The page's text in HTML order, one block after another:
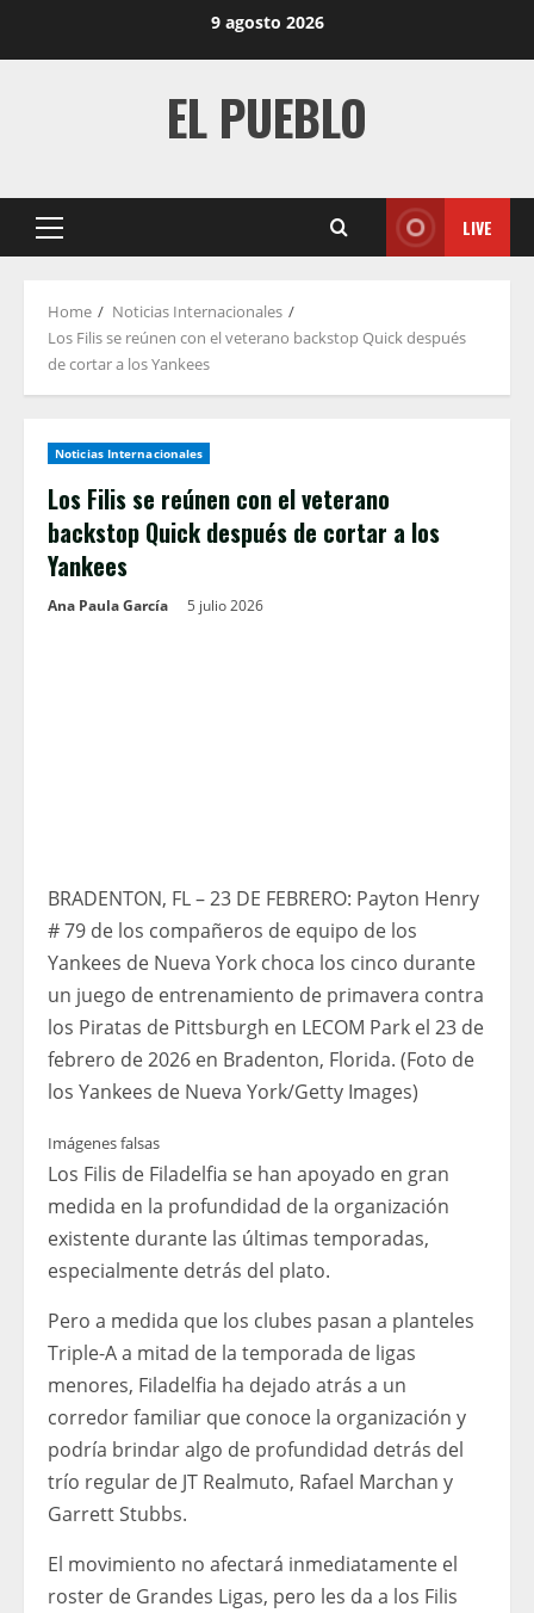
9 agosto 2026
EL PUEBLO
Primary
LIVE
Home
Noticias Internacionales
Los Filis se reúnen con el veterano backstop Quick después
de cortar a los Yankees
Noticias Internacionales
Los Filis se reúnen con el veterano
backstop Quick después de cortar a los
Yankees
Ana Paula García 5 julio 2026
BRADENTON, FL – 23 DE FEBRERO: Payton Henry
# 79 de los compañeros de equipo de los
Yankees de Nueva York choca los cinco durante
un juego de entrenamiento de primavera contra
los Piratas de Pittsburgh en LECOM Park el 23 de
febrero de 2026 en Bradenton, Florida. (Foto de
los Yankees de Nueva York/Getty Images)
Imágenes falsas
Los Filis de Filadelfia se han apoyado en gran
medida en la profundidad de la organización
existente durante las últimas temporadas,
especialmente detrás del plato.
Pero a medida que los clubes pasan a planteles
Triple-A a mitad de la temporada de ligas
menores, Filadelfia ha dejado atrás a un
corredor familiar que conoce la organización y
podría brindar algo de profundidad detrás del
trío regular de JT Realmuto, Rafael Marchan y
Garrett Stubbs.
El movimiento no afectará inmediatamente el
roster de Grandes Ligas, pero les da a los Filis